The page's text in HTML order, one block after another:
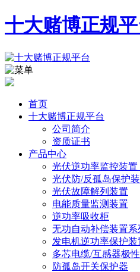
十大赌博正规
首页
十大赌博正规平台
公司简介
资质证书
产品中心
光伏逆功率监控装置
光伏防/反孤岛保护
光伏故障解列装置
电能质量监测装置
逆功率吸收柜
无功自动补偿装置系
发电机逆功率保护装
多芯电缆/互感器极
防孤岛开关保护器